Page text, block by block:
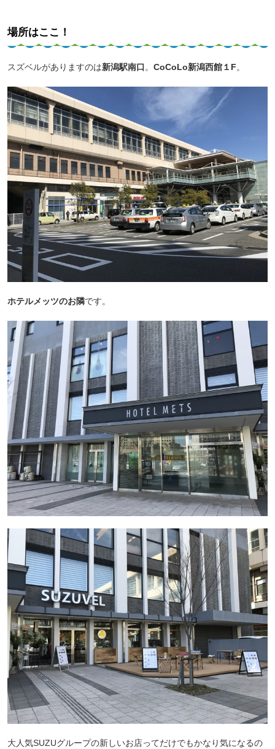
場所はここ！
スズベルがありますのは新潟駅南口。 CoCoLo新潟西館１F。
ホテルメッツのお隣です。
大人気SUZUグループの新しいお店ってだけでもかなり気になるの